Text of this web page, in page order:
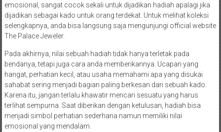
emosional, sangat cocok sekali untuk dijadikan hadiah apalagi jika
dijadikan sebagai kado untuk orang terdekat. Untuk melihat koleksi
selengkapnya, anda bisa langsung saja mengunjungi official website
The Palace Jeweler.
Pada akhirnya, nilai sebuah hadiah tidak hanya terletak pada
bendanya, tetapi juga cara anda memberikannya. Ucapan yang
hangat, perhatian kecil, atau usaha memahami apa yang disukai
sahabat sering menjadi bagian paling berkesan dari sebuah kado.
Karena itu, jangan terlalu khawatir mencari sesuatu yang harus
terlihat sempurna. Saat diberikan dengan ketulusan, hadiah bisa
menjadi simbol perhatian sederhana namun memiliki nilai
emosional yang mendalam.